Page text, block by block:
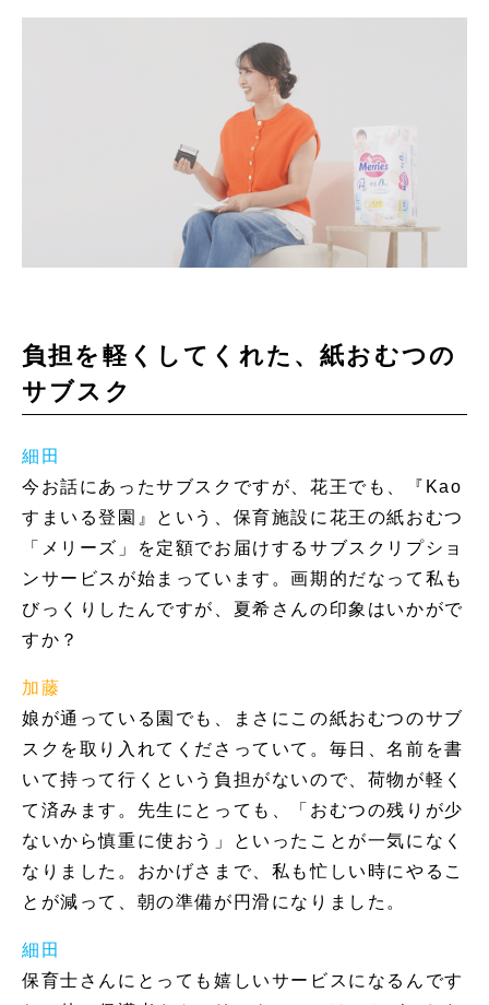
負担を軽くしてくれた、紙おむつの
サブスク
細田
今お話にあったサブスクですが、花王でも、『Kao
すまいる登園』という、保育施設に花王の紙おむつ
「メリーズ」を定額でお届けするサブスクリプショ
ンサービスが始まっています。画期的だなって私も
びっくりしたんですが、夏希さんの印象はいかがで
すか？
加藤
娘が通っている園でも、まさにこの紙おむつのサブ
スクを取り入れてくださっていて。毎日、名前を書
いて持って行くという負担がないので、荷物が軽く
て済みます。先生にとっても、「おむつの残りが少
ないから慎重に使おう」といったことが一気になく
なりました。おかげさまで、私も忙しい時にやるこ
とが減って、朝の準備が円滑になりました。
細田
保育士さんにとっても嬉しいサービスになるんです